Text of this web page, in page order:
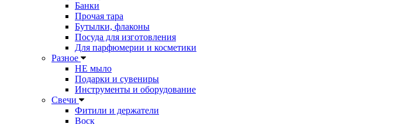
Банки
Прочая тара
Бутылки, флаконы
Посуда для изготовления
Для парфюмерии и косметики
Разное
НЕ мыло
Подарки и сувениры
Инструменты и оборудование
Свечи
Фитили и держатели
Воск